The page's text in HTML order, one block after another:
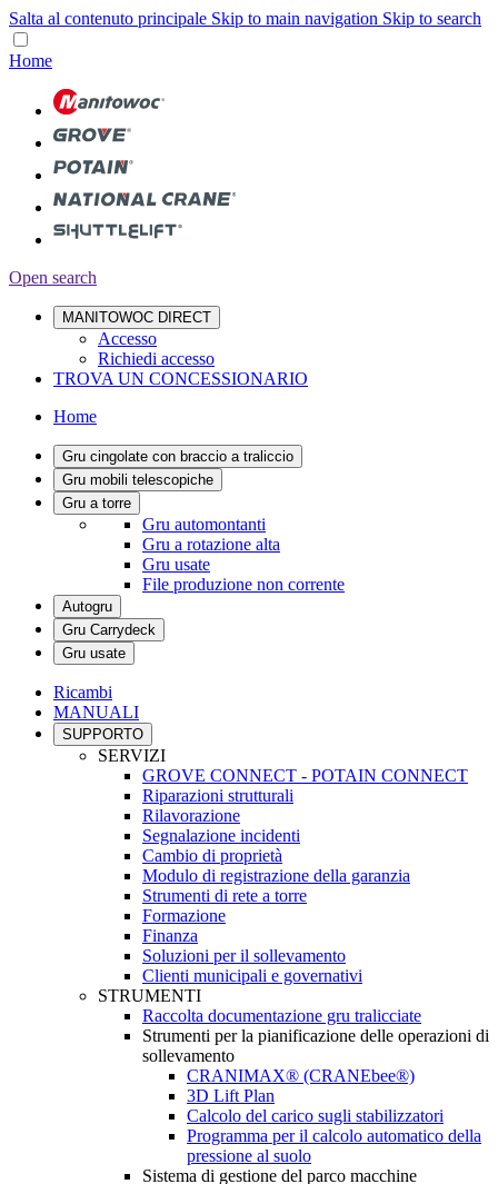
Salta al contenuto principale Skip to main navigation Skip to search
Home
Open search
MANITOWOC DIRECT
Accesso
Richiedi accesso
TROVA UN CONCESSIONARIO
Home
Gru cingolate con braccio a traliccio
Gru mobili telescopiche
Gru a torre
Gru automontanti
Gru a rotazione alta
Gru usate
File produzione non corrente
Autogru
Gru Carrydeck
Gru usate
Ricambi
MANUALI
SUPPORTO
SERVIZI
GROVE CONNECT - POTAIN CONNECT
Riparazioni strutturali
Rilavorazione
Segnalazione incidenti
Cambio di proprietà
Modulo di registrazione della garanzia
Strumenti di rete a torre
Formazione
Finanza
Soluzioni per il sollevamento
Clienti municipali e governativi
STRUMENTI
Raccolta documentazione gru tralicciate
Strumenti per la pianificazione delle operazioni di
sollevamento
CRANIMAX® (CRANEbee®)
3D Lift Plan
Calcolo del carico sugli stabilizzatori
Programma per il calcolo automatico della
pressione al suolo
Sistema di gestione del parco macchine